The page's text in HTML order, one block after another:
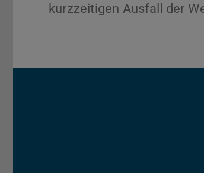
kurzzeitigen Ausfall der